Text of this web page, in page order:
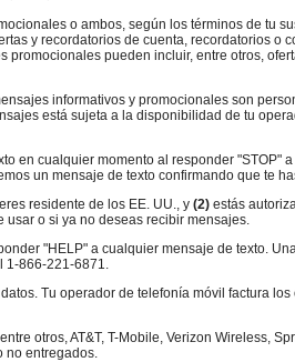
o ambos, según los términos de
y recordatorios de cuenta, recordatorios
pueden incluir, entre otros,
informativos y promocionales son
está sujeta a la disponibilidad de tu
en cualquier momento al responder
un mensaje de texto confirmando que
residente de los EE. UU., y(2) estás
o si ya no deseas recibir mensajes.
"HELP" a cualquier mensaje de texto.
1-866-221-6871.​​​​​​​
Tu operador de telefonía móvil factura
otros, AT&T, T-Mobile, Verizon Wireless,
no entregados.